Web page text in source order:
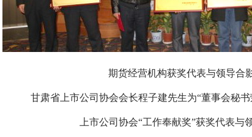
期货经营机构获奖代表与领导合
甘肃省上市公司协会会长程子建先生为“董事会秘
上市公司协会“工作奉献奖”获奖代表与